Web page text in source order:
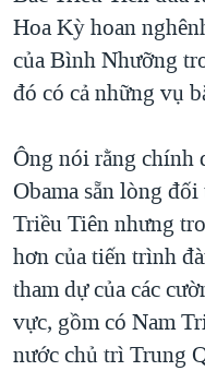
Hoa Kỳ hoan
của Bình Nhưỡng
đó có cả những vụ
Ông nói rằng chính
Obama sẵn lòng
Triều Tiên nhưng
hơn của tiến trình
tham dự của các
vực, gồm có Nam
nước chủ trì Trung